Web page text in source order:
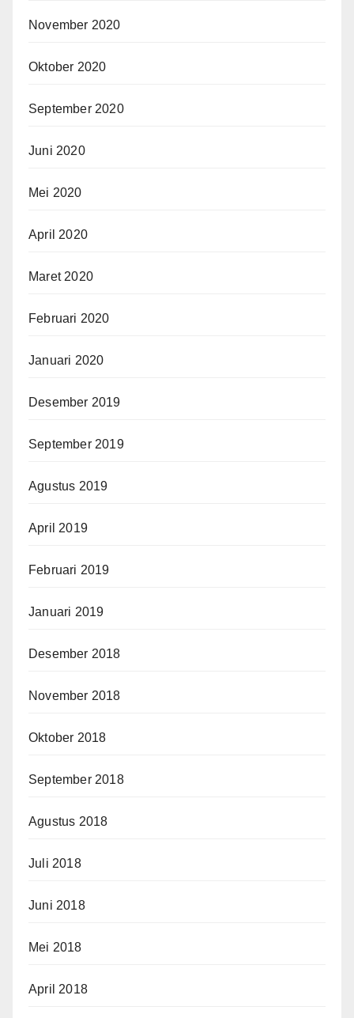
November 2020
Oktober 2020
September 2020
Juni 2020
Mei 2020
April 2020
Maret 2020
Februari 2020
Januari 2020
Desember 2019
September 2019
Agustus 2019
April 2019
Februari 2019
Januari 2019
Desember 2018
November 2018
Oktober 2018
September 2018
Agustus 2018
Juli 2018
Juni 2018
Mei 2018
April 2018